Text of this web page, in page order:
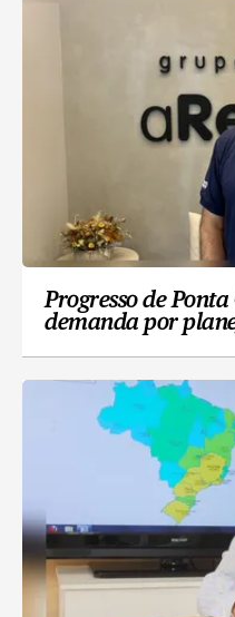
Progresso de
demanda por